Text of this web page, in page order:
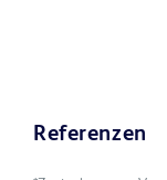
Referenzen